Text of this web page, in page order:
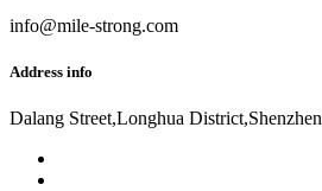
info@mile-strong.com
Address info
Dalang Street,Longhua District,Shenzhen